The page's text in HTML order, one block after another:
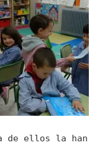
de ellos la han